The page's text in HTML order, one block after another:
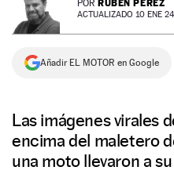
NEWSLETTER
SÍGUENOS
POR RUBÉN PÉREZ
ACTUALIZADO 10 ENE
Añadir EL MOTOR en Google
Las imágenes virales
encima del maletero
una moto llevaron a